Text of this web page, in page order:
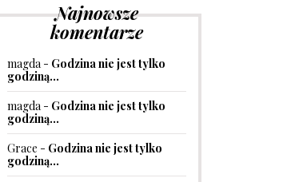
Najnowsze
komentarze
magda- Godzina nie jest tylko
godziną…
magda- Godzina nie jest tylko
godziną…
Grace - Godzina nie jest tylko
godziną…